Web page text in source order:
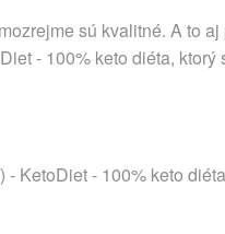
sú kvalitné. A to aj
- 100% keto diéta, ktorý
- KetoDiet - 100% keto diéta